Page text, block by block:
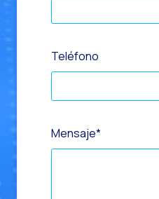
Teléfono
Mensaje*